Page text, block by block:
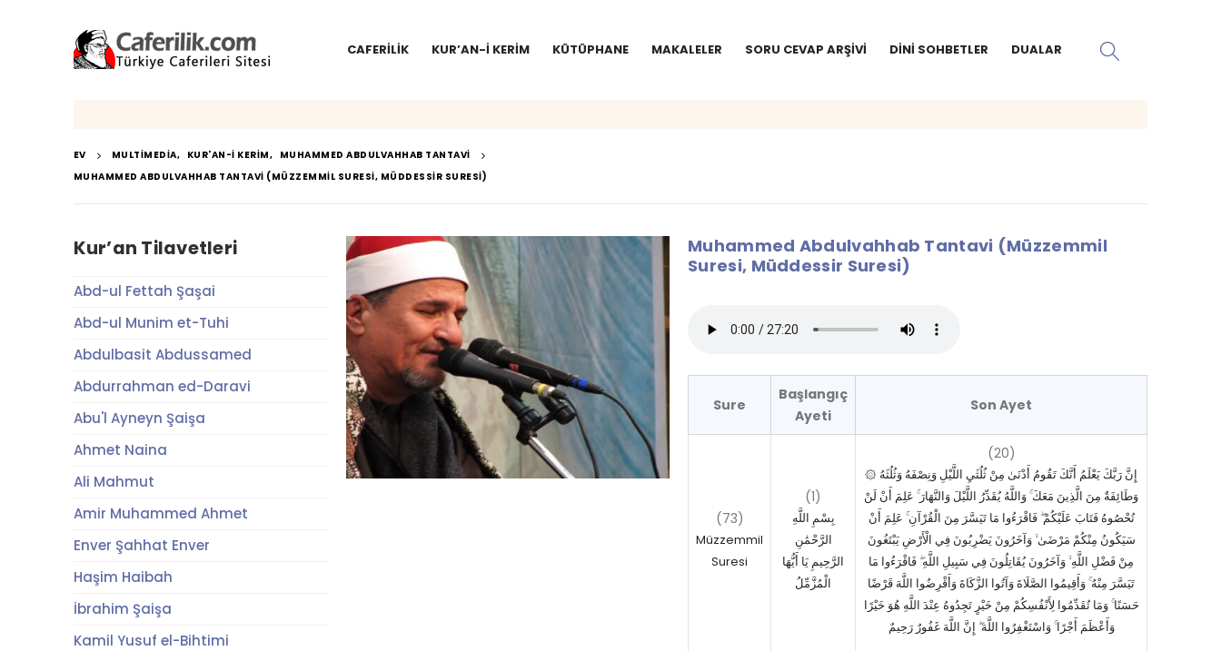
CAFERILIK KUR’AN-I KERIM KÜTÜPHANE MAKALELER SORU CEVAP ARŞIVI DINI SOHBETLER DUALAR
EV MULTIMEDIA, KUR'AN-I KERIM, MUHAMMED ABDULVAHHAB TANTAVI
MUHAMMED ABDULVAHHAB TANTAVI (MÜZZEMMIL SURESI, MÜDDESSIR SURESI)
Muhammed Abdulvahhab Tantavi (Müzzemmil
Suresi, Müddessir Suresi)
Sure
Başlangıç
Ayeti
Son Ayet
(73)
Müzzemmil
Suresi
(1)
بِسْمِ اللَّهِ
الرَّحْمَٰنِ
الرَّحِيمِ يَا أَيُّهَا
الْمُزَّمِّلُ
(20)
۞ إِنَّ رَبَّكَ يَعْلَمُ أَنَّكَ تَقُومُ أَدْنَىٰ مِنْ ثُلُثَيِ اللَّيْلِ وَنِصْفَهُ وَثُلُثَهُ
وَطَائِفَةٌ مِنَ الَّذِينَ مَعَكَ ۚ وَاللَّهُ يُقَدِّرُ اللَّيْلَ وَالنَّهَارَ ۚ عَلِمَ أَنْ لَنْ
تُحْصُوهُ فَتَابَ عَلَيْكُمْ ۖ فَاقْرَءُوا مَا تَيَسَّرَ مِنَ الْقُرْآنِ ۚ عَلِمَ أَنْ
سَيَكُونُ مِنْكُمْ مَرْضَىٰ ۙ وَآخَرُونَ يَضْرِبُونَ فِي الْأَرْضِ يَبْتَغُونَ
مِنْ فَضْلِ اللَّهِ ۙ وَآخَرُونَ يُقَاتِلُونَ فِي سَبِيلِ اللَّهِ ۖ فَاقْرَءُوا مَا
تَيَسَّرَ مِنْهُ ۚ وَأَقِيمُوا الصَّلَاةَ وَآتُوا الزَّكَاةَ وَأَقْرِضُوا اللَّهَ قَرْضًا
حَسَنًا ۚ وَمَا تُقَدِّمُوا لِأَنْفُسِكُمْ مِنْ خَيْرٍ تَجِدُوهُ عِنْدَ اللَّهِ هُوَ خَيْرًا
وَأَعْظَمَ أَجْرًا ۚ وَاسْتَغْفِرُوا اللَّهَ ۖ إِنَّ اللَّهَ غَفُورٌ رَحِيمٌ
Kur’an Tilavetleri
Abd-ul Fettah Şaşai
Abd-ul Munim et-Tuhi
Abdulbasit Abdussamed
Abdurrahman ed-Daravi
Abu'l Ayneyn Şaişa
Ahmet Naina
Ali Mahmut
Amir Muhammed Ahmet
Enver Şahhat Enver
Haşim Haibah
İbrahim Şaişa
Kamil Yusuf el-Bihtimi